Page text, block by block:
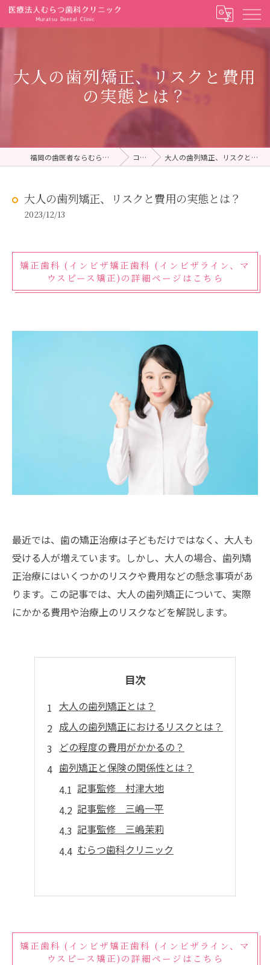
大人の歯列矯正、リスクと費用
の実態とは？
福岡の歯医者ならむらつ歯科クリニック コラム 大人の歯列矯正、リスクと費用の実態とは？
大人の歯列矯正、リスクと費用の実態とは？
2023/12/13
矯正歯科 (インビザ矯正歯科 (インビザライン、マ
ウスピース矯正)の詳細ページはこちら
最近では、歯の矯正治療は子どもだけではなく、大人も
受ける人が増えています。しかし、大人の場合、歯列矯
正治療にはいくつかのリスクや費用などの懸念事項があ
ります。この記事では、大人の歯列矯正について、実際
にかかる費用や治療上のリスクなどを解説します。
目次
大人の歯列矯正とは？
成人の歯列矯正におけるリスクとは？
どの程度の費用がかかるの？
歯列矯正と保険の関係性とは？
記事監修 村津大地
記事監修 三嶋一平
記事監修 三嶋茉莉
むらつ歯科クリニック
矯正歯科 (インビザ矯正歯科 (インビザライン、マ
ウスピース矯正)の詳細ページはこちら